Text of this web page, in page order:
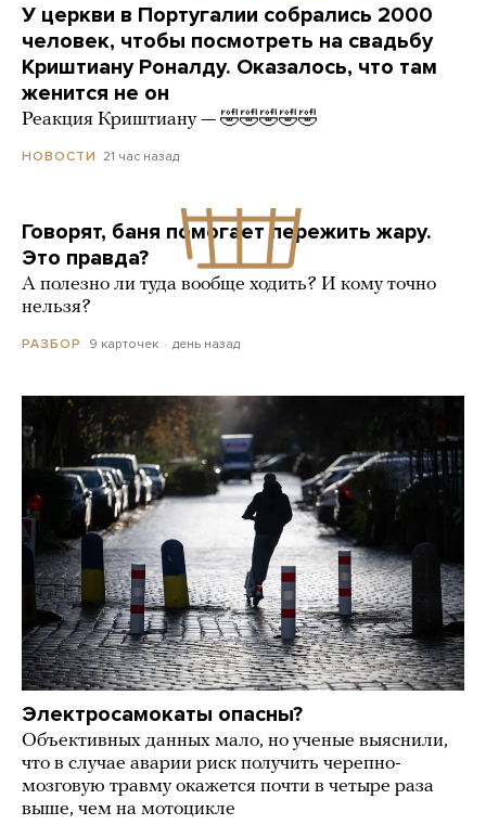
У церкви в Португалии собрались 2000
человек, чтобы посмотреть на свадьбу
Криштиану Роналду. Оказалось, что там
женится не он
Реакция Криштиану — 🤣🤣🤣🤣🤣
НОВОСТИ 21 час назад
Говорят, баня помогает пережить жару.
Это правда?
А полезно ли туда вообще ходить? И кому точно
нельзя?
РАЗБОР 9 карточек день назад
Электросамокаты опасны?
Объективных данных мало, но ученые выяснили,
что в случае аварии риск получить черепно-
мозговую травму окажется почти в четыре раза
выше, чем на мотоцикле